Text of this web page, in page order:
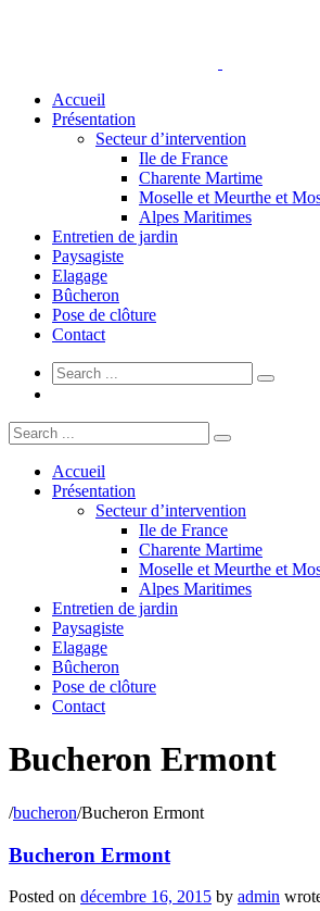
Accueil
Présentation
Secteur d’intervention
Ile de France
Charente Martime
Moselle et Meurthe et
Alpes Maritimes
Entretien de jardin
Paysagiste
Elagage
Bûcheron
Pose de clôture
Contact
Accueil
Présentation
Secteur d’intervention
Ile de France
Charente Martime
Moselle et Meurthe et
Alpes Maritimes
Entretien de jardin
Paysagiste
Elagage
Bûcheron
Pose de clôture
Contact
Bucheron Ermont
/bucheron/Bucheron Ermont
Bucheron Ermont
Posted on décembre 16, 2015 by admin